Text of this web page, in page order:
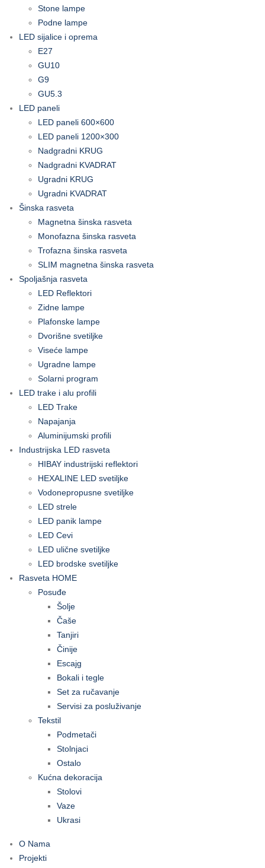
Stone lampe
Podne lampe
LED sijalice i oprema
E27
GU10
G9
GU5.3
LED paneli
LED paneli 600×600
LED paneli 1200×300
Nadgradni KRUG
Nadgradni KVADRAT
Ugradni KRUG
Ugradni KVADRAT
Šinska rasveta
Magnetna šinska rasveta
Monofazna šinska rasveta
Trofazna šinska rasveta
SLIM magnetna šinska rasveta
Spoljašnja rasveta
LED Reflektori
Zidne lampe
Plafonske lampe
Dvorišne svetiljke
Viseće lampe
Ugradne lampe
Solarni program
LED trake i alu profili
LED Trake
Napajanja
Aluminijumski profili
Industrijska LED rasveta
HIBAY industrijski reflektori
HEXALINE LED svetiljke
Vodonepropusne svetiljke
LED strele
LED panik lampe
LED Cevi
LED ulične svetiljke
LED brodske svetiljke
Rasveta HOME
Posuđe
Šolje
Čaše
Tanjiri
Činije
Escajg
Bokali i tegle
Set za ručavanje
Servisi za posluživanje
Tekstil
Podmetači
Stolnjaci
Ostalo
Kućna dekoracija
Stolovi
Vaze
Ukrasi
O Nama
Projekti